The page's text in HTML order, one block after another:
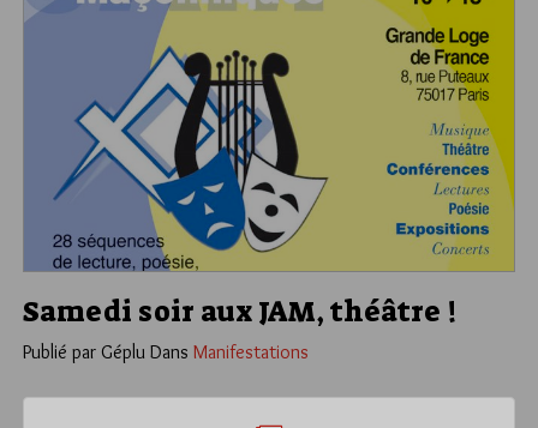
Samedi soir aux JAM, théâtre !
Publié par Géplu Dans Manifestations